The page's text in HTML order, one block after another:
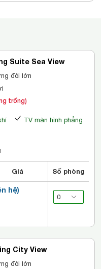
Suite Sea View
đôi lớn
trống)
TV màn hình phẳng
Giá Số phòng
hệ)
City View
đôi lớn